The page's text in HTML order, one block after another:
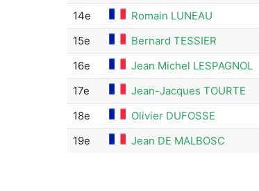
14e
Romain LUNEAU
15e
Bernard TESSIER
16e
Jean Michel LESPAGNOL
17e
Jean-Jacques TOURTE
18e
Olivier DUFOSSE
19e
Jean DE MALBOSC